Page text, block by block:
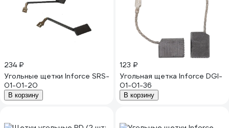
234 ₽
Угольные щетки Inforce SRS-
01-01-20
В корзину
123 ₽
Угольная щетка Inforce DGI-
01-01-36
В корзину